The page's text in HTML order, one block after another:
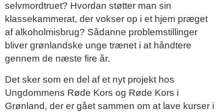
selvmordtruet? Hvordan støtter man sin
klassekammerat, der vokser op i et hjem præget
af alkoholmisbrug? Sådanne problemstillinger
bliver grønlandske unge trænet i at håndtere
gennem de næste fire år.
Det sker som en del af et nyt projekt hos
Ungdommens Røde Kors og Røde Kors i
Grønland, der er gået sammen om at lave kurser i